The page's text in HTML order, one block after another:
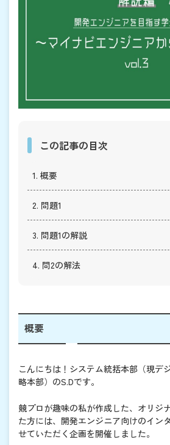
この記事の目次
1. 概要
2. 問題1
3. 問題1の解説
4. 問2の解法
概要
こんにちは！システム統括本部（現デ
略本部）のS.Dです。
競プロが趣味の私が作成した、オリジ
た方には、開発エンジニア向けのイン
せていただく企画を開催しました。